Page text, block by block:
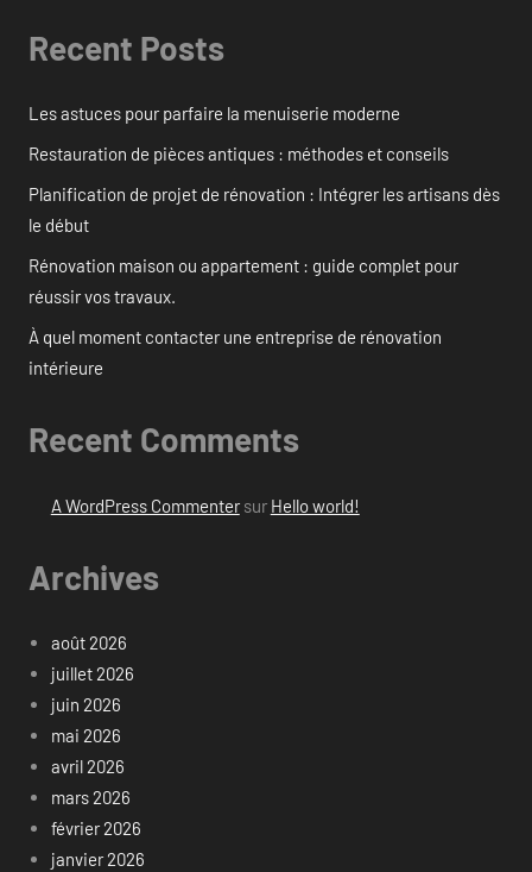
Recent Posts
Les astuces pour parfaire la menuiserie moderne
Restauration de pièces antiques : méthodes et conseils
Planification de projet de rénovation : Intégrer les artisans dès
le début
Rénovation maison ou appartement : guide complet pour
réussir vos travaux.
À quel moment contacter une entreprise de rénovation
intérieure
Recent Comments
A WordPress Commentersur Hello world!
Archives
août 2026
juillet 2026
juin 2026
mai 2026
avril 2026
mars 2026
février 2026
janvier 2026